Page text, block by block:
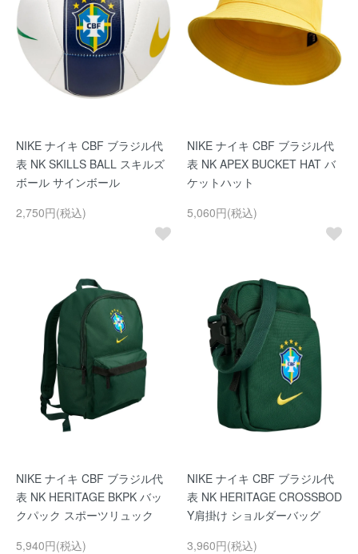
NIKE ナイキ CBF ブラジル代
表 NK SKILLS BALL スキルズ
ボール サインボール
2,750円(税込)
NIKE ナイキ CBF ブラジル代
表 NK APEX BUCKET HAT バ
ケットハット
5,060円(税込)
NIKE ナイキ CBF ブラジル代
表 NK HERITAGE BKPK バッ
クパック スポーツリュック
5,940円(税込)
NIKE ナイキ CBF ブラジル代
表 NK HERITAGE CROSSBOD
Y肩掛け ショルダーバッグ
3,960円(税込)